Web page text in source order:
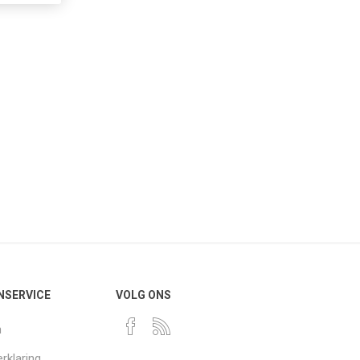
VOLG ONS